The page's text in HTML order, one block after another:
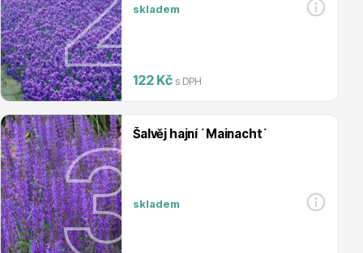
Magnólie
Semena, sadba
skladem
122 Kč s DPH
Šalvěj hajní ´Mainacht´
skladem